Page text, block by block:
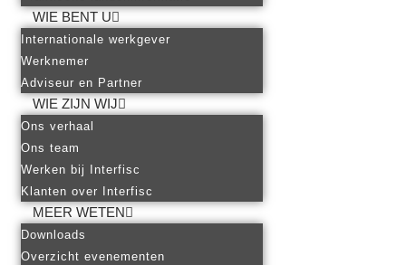
WIE BENT U
Internationale werkgever
Werknemer
Adviseur en Partner
WIE ZIJN WIJ
Ons verhaal
Ons team
Werken bij Interfisc
Klanten over Interfisc
MEER WETEN
Downloads
Overzicht evenementen